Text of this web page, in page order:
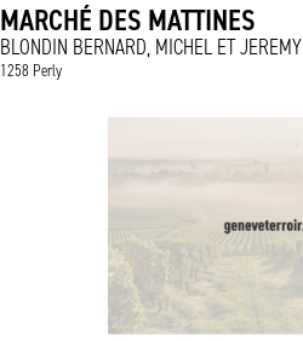
MARCHÉ DES MATTINES
BLONDIN BERNARD, MICHEL ET JEREMY
1258 Perly